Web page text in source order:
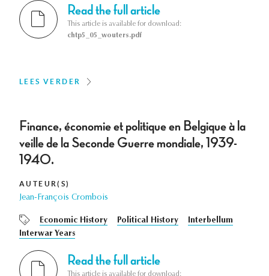
Read the full article
This article is available for download:
chtp5_05_wouters.pdf
LEES VERDER
Finance, économie et politique en Belgique à la
veille de la Seconde Guerre mondiale, 1939-
1940.
AUTEUR(S)
Jean-François Crombois
Economic History Political History
Interbellum
Interwar Years
Read the full article
This article is available for download: